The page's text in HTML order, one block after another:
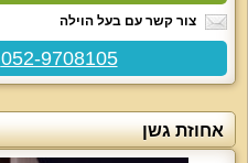
צור קשר עם בעל הוילה
052-9708105 - זהבה / שניר
אחוזת גשן